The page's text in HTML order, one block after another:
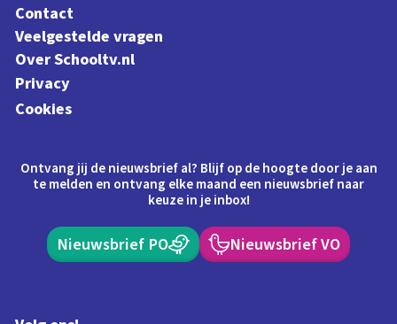
Contact
Veelgestelde vragen
Over Schooltv.nl
Privacy
Cookies
Ontvang jij de nieuwsbrief al? Blijf op de hoogte door je aan
te melden en ontvang elke maand een nieuwsbrief naar
keuze in je inbox!
Nieuwsbrief PO Nieuwsbrief VO